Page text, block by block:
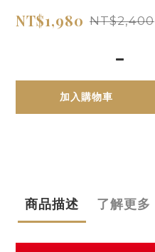
NT$1,980 NT$2,400
加入購物車
商品描述 了解更多